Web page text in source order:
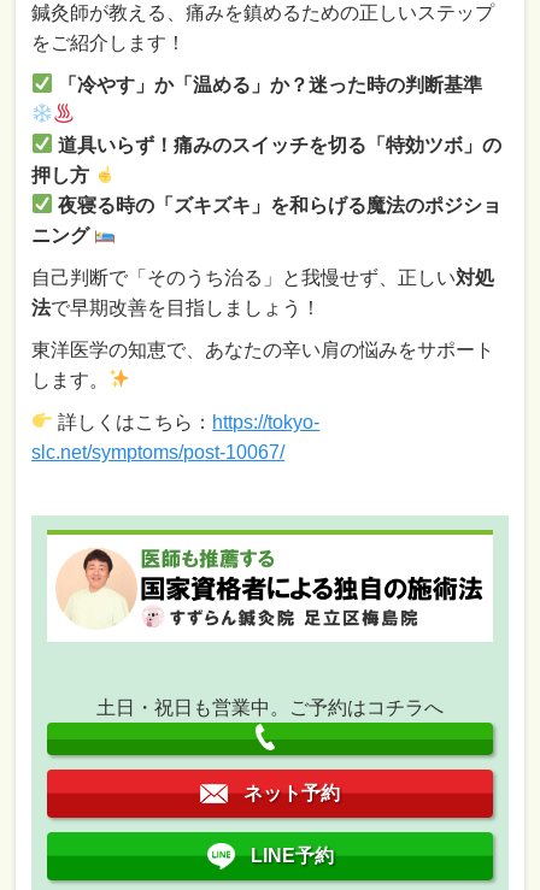
鍼灸師が教える、痛みを鎮めるための正しいステップ
をご紹介します！
「冷やす」か「温める」か？迷った時の判断基準
道具いらず！痛みのスイッチを切る「特効ツボ」の
押し方
夜寝る時の「ズキズキ」を和らげる魔法のポジショ
ニング
自己判断で「そのうち治る」と我慢せず、正しい対処
法で早期改善を目指しましょう！
東洋医学の知恵で、あなたの辛い肩の悩みをサポート
します。
詳しくはこちら： https://tokyo-
slc.net/symptoms/post-10067/
土日・祝日も営業中。ご予約はコチラへ
ネット予約
LINE予約